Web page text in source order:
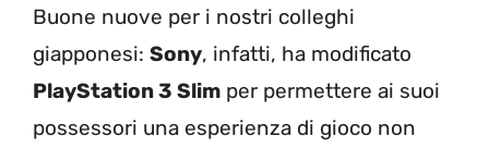
Buone nuove per i nostri colleghi
giapponesi: Sony, infatti, ha modificato
PlayStation 3 Slim per permettere ai suoi
possessori una esperienza di gioco non